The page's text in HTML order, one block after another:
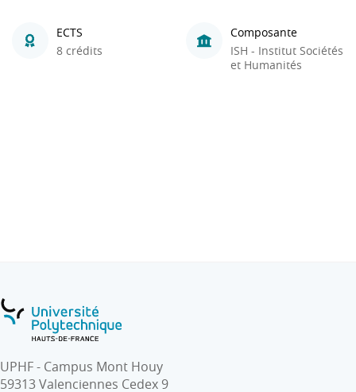
ECTS
8 crédits
Composante
ISH - Institut Sociétés
et Humanités
UPHF - Campus Mont Houy
59313 Valenciennes Cedex 9